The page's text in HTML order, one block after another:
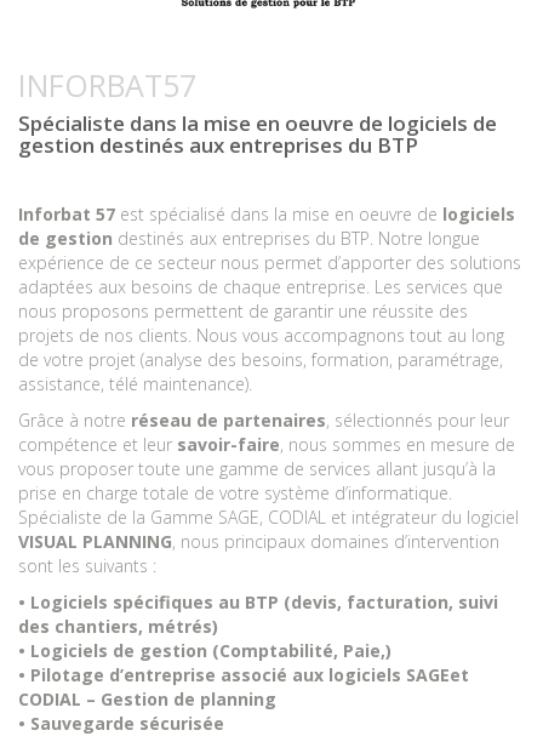
INFORBAT57
Spécialiste dans la mise en oeuvre de logiciels de
gestion destinés aux entreprises du BTP
Inforbat 57 est spécialisé dans la mise en oeuvre de logiciels
de gestion destinés aux entreprises du BTP. Notre longue
expérience de ce secteur nous permet d’apporter des solutions
adaptées aux besoins de chaque entreprise. Les services que
nous proposons permettent de garantir une réussite des
projets de nos clients. Nous vous accompagnons tout au long
de votre projet (analyse des besoins, formation, paramétrage,
assistance, télé maintenance).
Grâce à notre réseau de partenaires, sélectionnés pour leur
compétence et leur savoir-faire, nous sommes en mesure de
vous proposer toute une gamme de services allant jusqu’à la
prise en charge totale de votre système d’informatique.
Spécialiste de la Gamme SAGE, CODIAL et intégrateur du logiciel
VISUAL PLANNING, nous principaux domaines d’intervention
sont les suivants :
• Logiciels spécifiques au BTP (devis, facturation, suivi
des chantiers, métrés)
• Logiciels de gestion (Comptabilité, Paie,)
• Pilotage d’entreprise associé aux logiciels SAGEet
CODIAL – Gestion de planning
• Sauvegarde sécurisée